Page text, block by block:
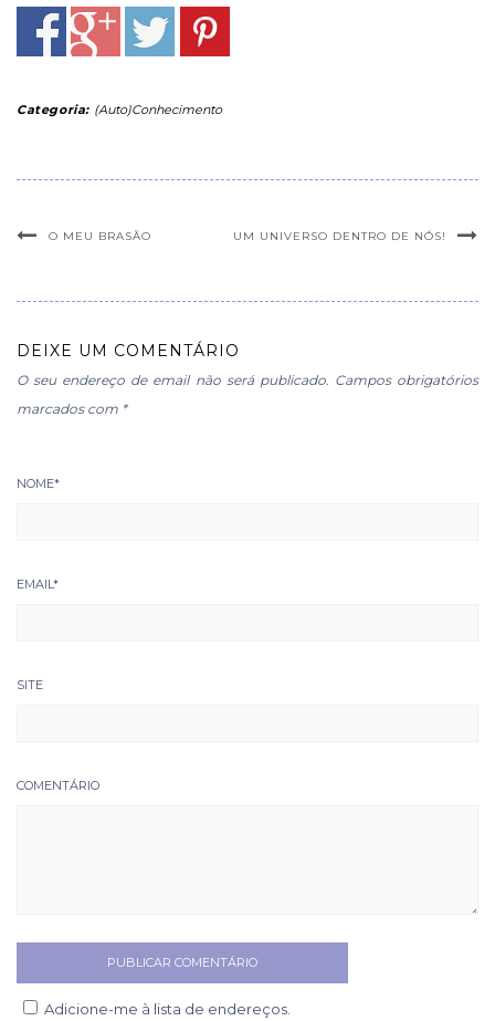
Categoria: (Auto)Conhecimento
O MEU BRASÃO UM UNIVERSO DENTRO DE NÓS!
DEIXE UM COMENTÁRIO
O seu endereço de email não será publicado. Campos obrigatórios
marcados com *
NOME*
EMAIL*
SITE
COMENTÁRIO
Adicione-me à lista de endereços.